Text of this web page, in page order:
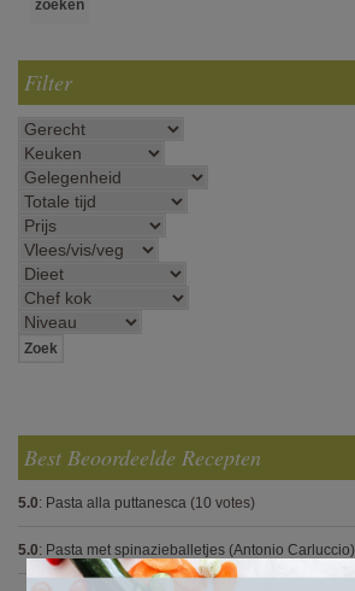
Filter
Best Beoordeelde Recepten
5.0: Pasta alla puttanesca (10 votes)
5.0: Pasta met spinazieballetjes (Antonio Carluccio)